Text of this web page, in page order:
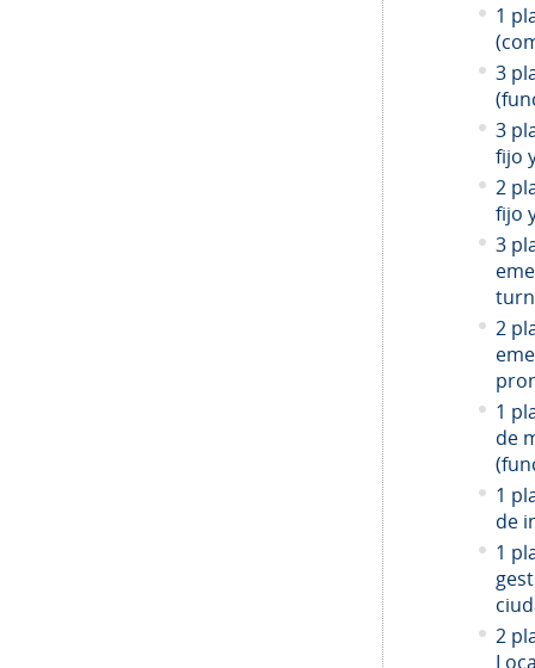
1
3
3
fijo
2
fijo
3
2
1
de
1
de
1
2